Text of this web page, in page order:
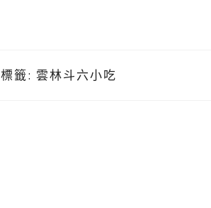
標籤: 雲林斗六小吃